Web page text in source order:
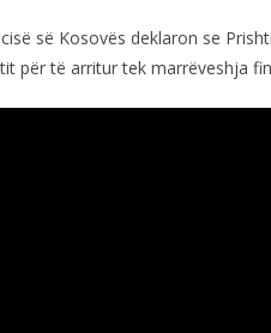
së Kosovës deklaron se
për të arritur tek marrëveshja